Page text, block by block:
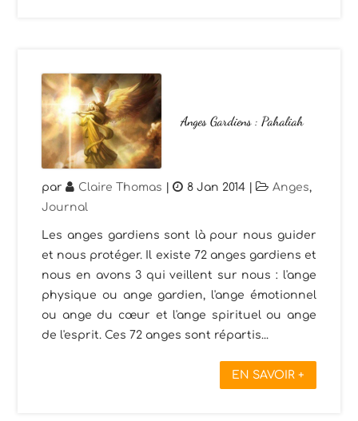
Anges Gardiens : Pahaliah
par Claire Thomas | 8 Jan 2014 | Anges,
Journal
Les anges gardiens sont là pour nous guider
et nous protéger. Il existe 72 anges gardiens et
nous en avons 3 qui veillent sur nous : l'ange
physique ou ange gardien, l'ange émotionnel
ou ange du cœur et l'ange spirituel ou ange
de l'esprit. Ces 72 anges sont répartis...
EN SAVOIR +